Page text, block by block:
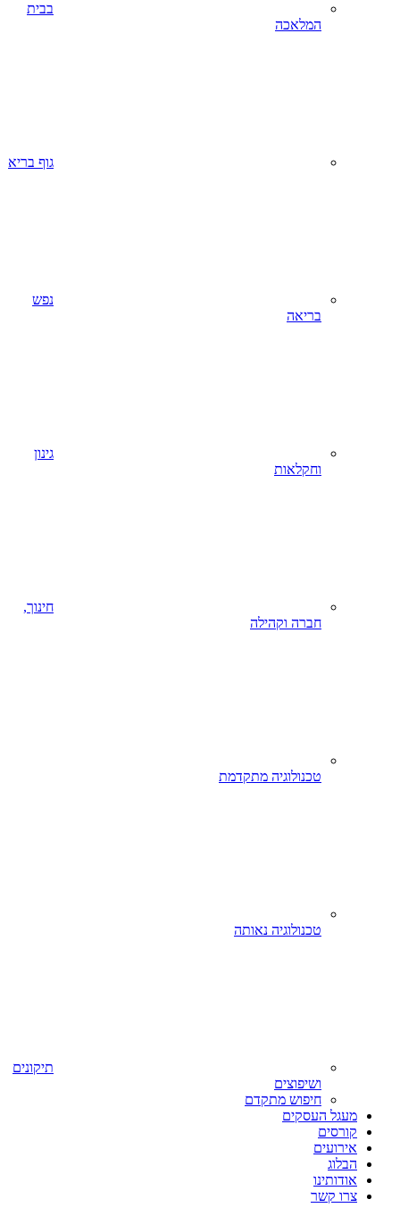
בבית
המלאכה
גוף בריא
נפש
בריאה
גינון
וחקלאות
חינוך,
חברה וקהילה
טכנולוגיה מתקדמת
טכנולוגיה נאותה
תיקונים
ושיפוצים
חיפוש מתקדם
מעגל העסקים
קורסים
אירועים
הבלוג
אודותינו
צרו קשר